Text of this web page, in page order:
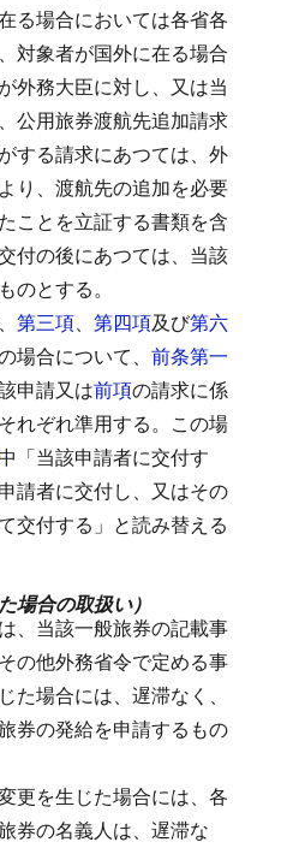
る場合においては各省各
対象者が国外に在る場合
外務大臣に対し、又は当
公用旅券渡航先追加請求
する請求にあつては、外
り、渡航先の追加を必要
ことを立証する書類を含
付の後にあつては、当該
のとする。
第三項、 第四項及び第六
場合について、 前条第一
申請又は前項の請求に係
れぞれ準用する。 この場
「当該申請者に交付す
請者に交付し、又はその
交付する」と読み替える
場合の取扱い）
、当該一般旅券の記載事
の他外務省令で定める事
た場合には、遅滞なく、
券の発給を申請するもの
更を生じた場合には、各
券の名義人は、遅滞な